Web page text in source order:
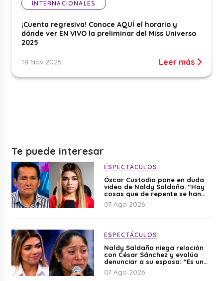
INTERNACIONALES
¡Cuenta regresiva! Conoce AQUÍ el horario y
dónde ver EN VIVO la preliminar del Miss Universo
2025
18 Nov 2025 Leer más
Te puede interesar
ESPECTÁCULOS
Óscar Custodio pone en duda
video de Naldy Saldaña: “Hay
cosas que de repente se han
editado”
07 Ago 2026
ESPECTÁCULOS
Naldy Saldaña niega relación
con César Sánchez y evalúa
denunciar a su esposa: “Es una
difamación”
07 Ago 2026